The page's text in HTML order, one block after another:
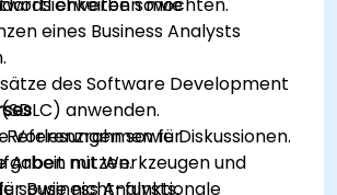
eines Business Analysts
des Software Development
anwenden.
Referenzrahmen für
nutzen.
sowie nicht-funktionale
Vorlesungen sowie Diskussionen.
Arbeit mit Werkzeugen und
Business Analysts.